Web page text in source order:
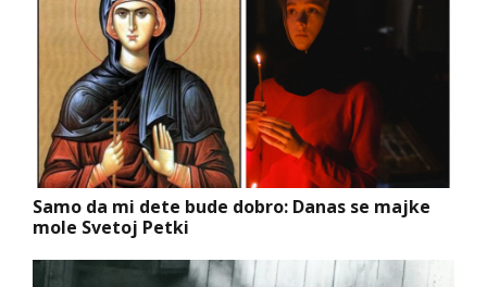
Samo da mi dete bude dobro: Danas se majke
mole Svetoj Petki